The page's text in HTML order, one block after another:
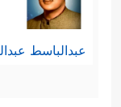
عبدالباسط